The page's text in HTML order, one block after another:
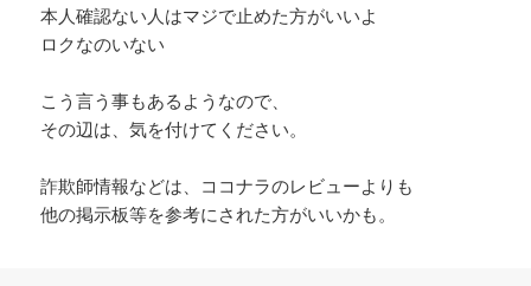
本人確認ない人はマジで止めた方がいいよ
ロクなのいない
こう言う事もあるようなので、
その辺は、気を付けてください。
詐欺師情報などは、ココナラのレビューよりも
他の掲示板等を参考にされた方がいいかも。